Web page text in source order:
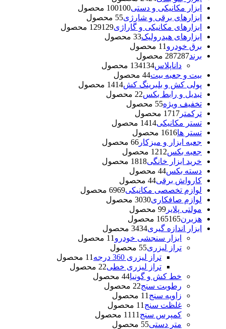
ابزار مکانیکی و دستی
100100 محصول
ابزارهای برقی و شارژی 55 محصول
ابزارهای مکانیکی و گاراژی
129129 محصول
ابزارهای هیدرولیک 33 محصول
برق خودرو
1 1 محصول
برند
287287 محصول
داناپلاس
134134 محصول
بیت و جعبه بیت 44 محصول
پولی کش و بلبرینگ کش
1414 محصول
تبدیل و رابط بکس 22 محصول
تخفیف ویژه 55 محصول
ترکمتر
1717 محصول
تستر مکانیکی
1414 محصول
تستر ها
1616 محصول
جعبه ابزار و میزکار
66 محصول
جعبه بکس
1212 محصول
خرید ابزار خانگی
1818 محصول
دسته بکس 44 محصول
کارواش برقی 44 محصول
لوازم تخصصی مکانیکی
6969 محصول
لوازم صافکاری
3030 محصول
مولتی پلایر
99 محصول
هزبرن
165165 محصول
ابزار اندازه گیری
3434 محصول
ابزار سنجشی خودرو
1 1 محصول
تراز لیزری 55 محصول
تراز لیزری 360 درجه
1 1 محصول
تراز لیزری خطی 22 محصول
خط کش و گونیا 44 محصول
رطوبت سنج 22 محصول
زاویه سنج
1 1 محصول
غلظت سنج
1 1 محصول
کمپرس سنج
11 11 محصول
متر دستی 55 محصول